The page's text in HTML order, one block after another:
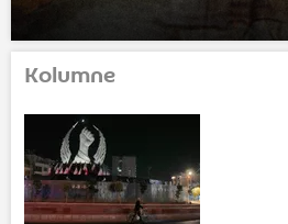
Kolumne